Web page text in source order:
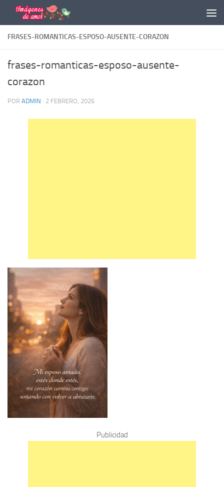
Saltar al contenido
FRASES-ROMANTICAS-ESPOSO-AUSENTE-CORAZON
frases-romanticas-esposo-ausente-
corazon
POR ADMIN · 2 FEBRERO, 2026
Publicidad